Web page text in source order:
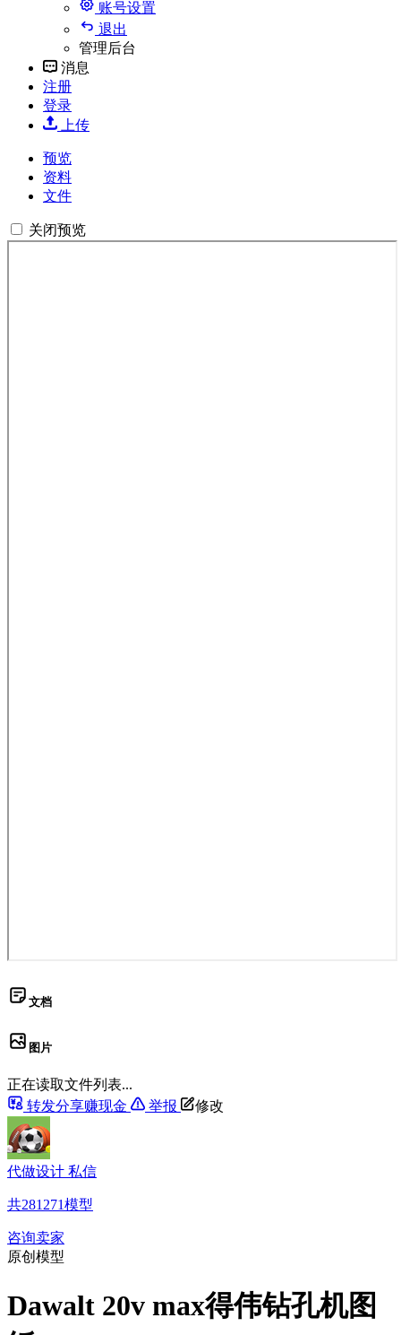
账号设置
退出
管理后台
消息
注册
登录
上传
预览
资料
文件
关闭预览
文档
图片
正在读取文件列表...
转发分享赚现金
举报 修改
代做设计 私信
共281271模型
咨询卖家
原创模型
Dawalt 20v max得伟钻孔机图